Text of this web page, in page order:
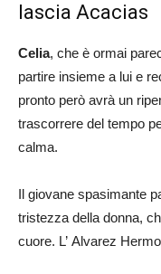
lascia Acacias
Celia, che è ormai
partire insieme a lui e
pronto però avrà un
trascorrere del tempo
calma.
Il giovane spasimante
tristezza della donna,
cuore. L’ Alvarez